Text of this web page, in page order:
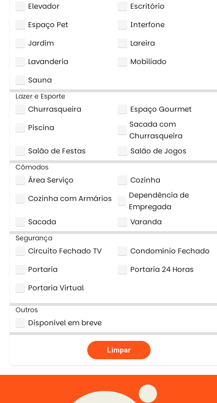
Elevador
Escritório
Espaço Pet
Interfone
Jardim
Lareira
Lavanderia
Mobiliado
Sauna
Lazer e Esporte
Churrasqueira
Espaço Gourmet
Piscina
Sacada com
Churrasqueira
Salão de Festas
Salão de Jogos
Cômodos
Área Serviço
Cozinha
Cozinha com Armários
Dependência de
Empregada
Sacada
Varanda
Segurança
Circuito Fechado TV
Condomínio Fechado
Portaria
Portaria 24 Horas
Portaria Virtual
Outros
Disponível em breve
Limpar